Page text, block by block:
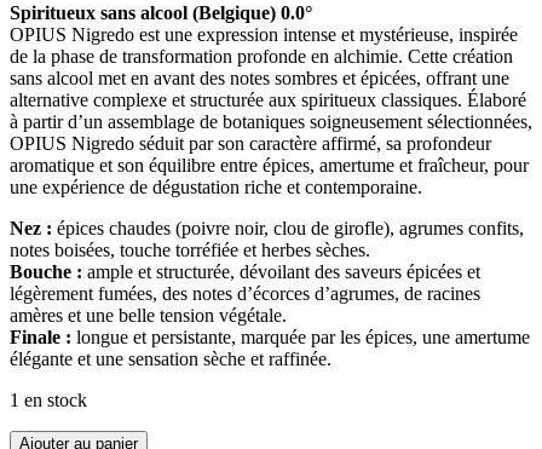
Spiritueux sans alcool (Belgique) 0.0°
OPIUS Nigredo est une expression intense et mystérieuse, inspirée
de la phase de transformation profonde en alchimie. Cette création
sans alcool met en avant des notes sombres et épicées, offrant une
alternative complexe et structurée aux spiritueux classiques. Élaboré
à partir d’un assemblage de botaniques soigneusement sélectionnées,
OPIUS Nigredo séduit par son caractère affirmé, sa profondeur
aromatique et son équilibre entre épices, amertume et fraîcheur, pour
une expérience de dégustation riche et contemporaine.
Nez : épices chaudes (poivre noir, clou de girofle), agrumes confits,
notes boisées, touche torréfiée et herbes sèches.
Bouche : ample et structurée, dévoilant des saveurs épicées et
légèrement fumées, des notes d’écorces d’agrumes, de racines
amères et une belle tension végétale.
Finale : longue et persistante, marquée par les épices, une amertume
élégante et une sensation sèche et raffinée.
1 en stock
quantité
Ajouter au panier